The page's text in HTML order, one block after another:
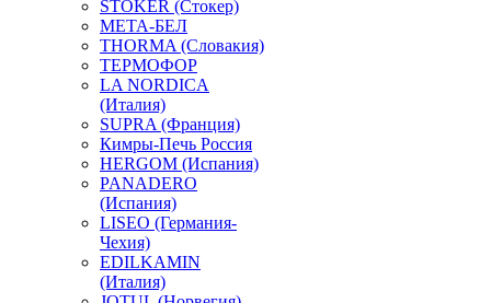
STOKER (Стокер)
МЕТА-БЕЛ
THORMA (Словакия)
ТЕРМОФОР
LA NORDICA
(Италия)
SUPRA (Франция)
Кимры-Печь Россия
HERGOM (Испания)
PANADERO
(Испания)
LISEO (Германия-
Чехия)
EDILKAMIN
(Италия)